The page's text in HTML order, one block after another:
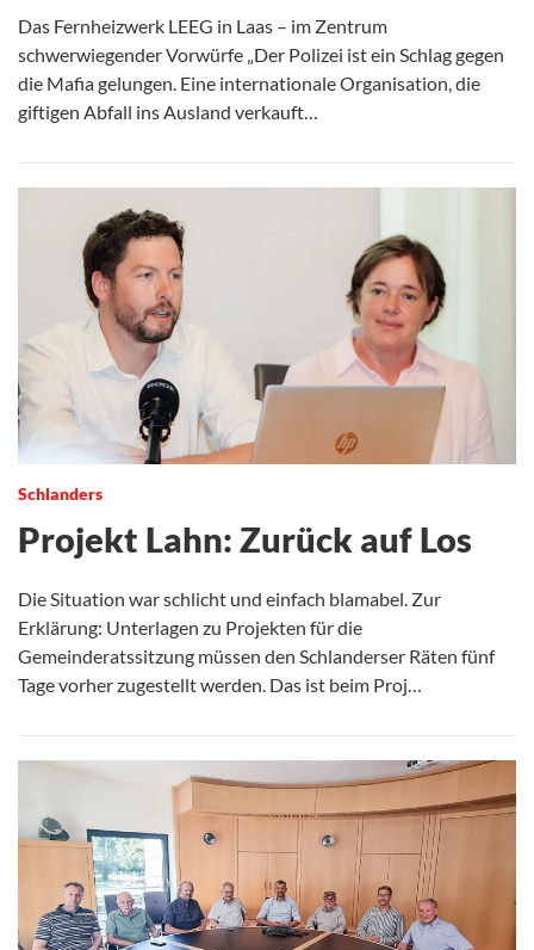
Das Fernheizwerk LEEG in Laas – im Zentrum
schwerwiegender Vorwürfe „Der Polizei ist ein Schlag gegen
die Mafia gelungen. Eine internationale Organisation, die
giftigen Abfall ins Ausland verkauft…
Schlanders
Projekt Lahn: Zurück auf Los
Die Situation war schlicht und einfach blamabel. Zur
Erklärung: Unterlagen zu Projekten für die
Gemeinderatssitzung müssen den Schlanderser Räten fünf
Tage vorher zugestellt werden. Das ist beim Proj…